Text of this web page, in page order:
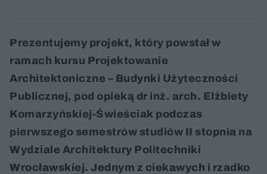
Prezentujemy projekt, który powstał w
ramach kursu Projektowanie
Architektoniczne – Budynki Użyteczności
Publicznej, pod opieką dr inż. arch. Elżbiety
Komarzyńskiej-Świeściak podczas
pierwszego semestrów studiów II stopnia na
Wydziale Architektury Politechniki
Wrocławskiej. Jednym z ciekawych i rzadko